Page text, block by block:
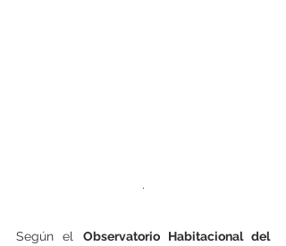
.
Según el Observatorio Habitacional del